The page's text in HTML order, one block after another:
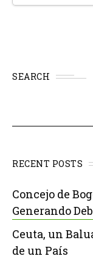
SEARCH
RECENT POSTS
Concejo de
Generando
Ceuta, un
de un País